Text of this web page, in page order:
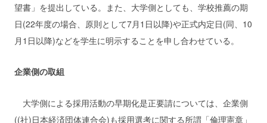
望書」を提出している。また、大学側としても、学校推薦の期
日(22年度の場合、原則として7月1日以降)や正式内定日(同、10
月1日以降)などを学生に明示することを申し合わせている。
企業側の取組
大学側による採用活動の早期化是正要請については、企業側
((社)日本経済団体連合会)も採用選考に関する所謂「倫理憲章」